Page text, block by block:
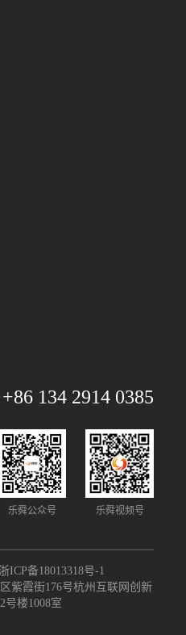
134 2914 0385
乐舜公众号 乐舜视频号
浙ICP备18013318号-1
紫霞街176号杭州互联网创新
号楼1008室